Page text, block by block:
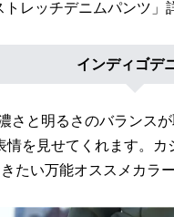
レッチデニムパンツ」
インディゴデ
さと明るさのバランス
情を見せてくれます。
たい万能オススメカラー